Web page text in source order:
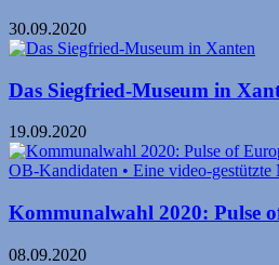
30.09.2020
Das Siegfried-Museum in
19.09.2020
Kommunalwahl 2020: Pulse
08.09.2020